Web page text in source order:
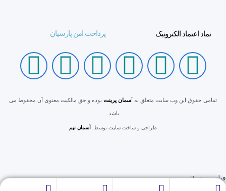
نماد اعتماد الکترونیک پرداخت امن پارسیان
تمامی حقوق این وب سایت متعلق به آسمان پرینت بوده و حق مالکیت معنوی آن محفوظ می
باشد.
طراحی و ساخت سایت توسط: آسمان تیم
فیلتر بستن